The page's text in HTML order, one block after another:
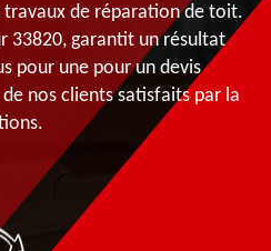
travaux de réparation de toit.
33820, garantit un résultat
pour une pour un devis
nos clients satisfaits par la